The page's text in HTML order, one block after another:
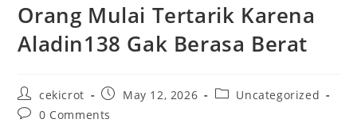
Orang Mulai Tertarik Karena
Aladin138 Gak Berasa Berat
Post
author:
cekicrot
Post
published:
May 12, 2026
PostUncategorized
Post0 Comments